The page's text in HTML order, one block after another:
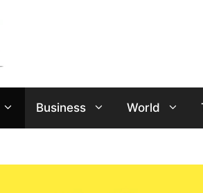
Business World